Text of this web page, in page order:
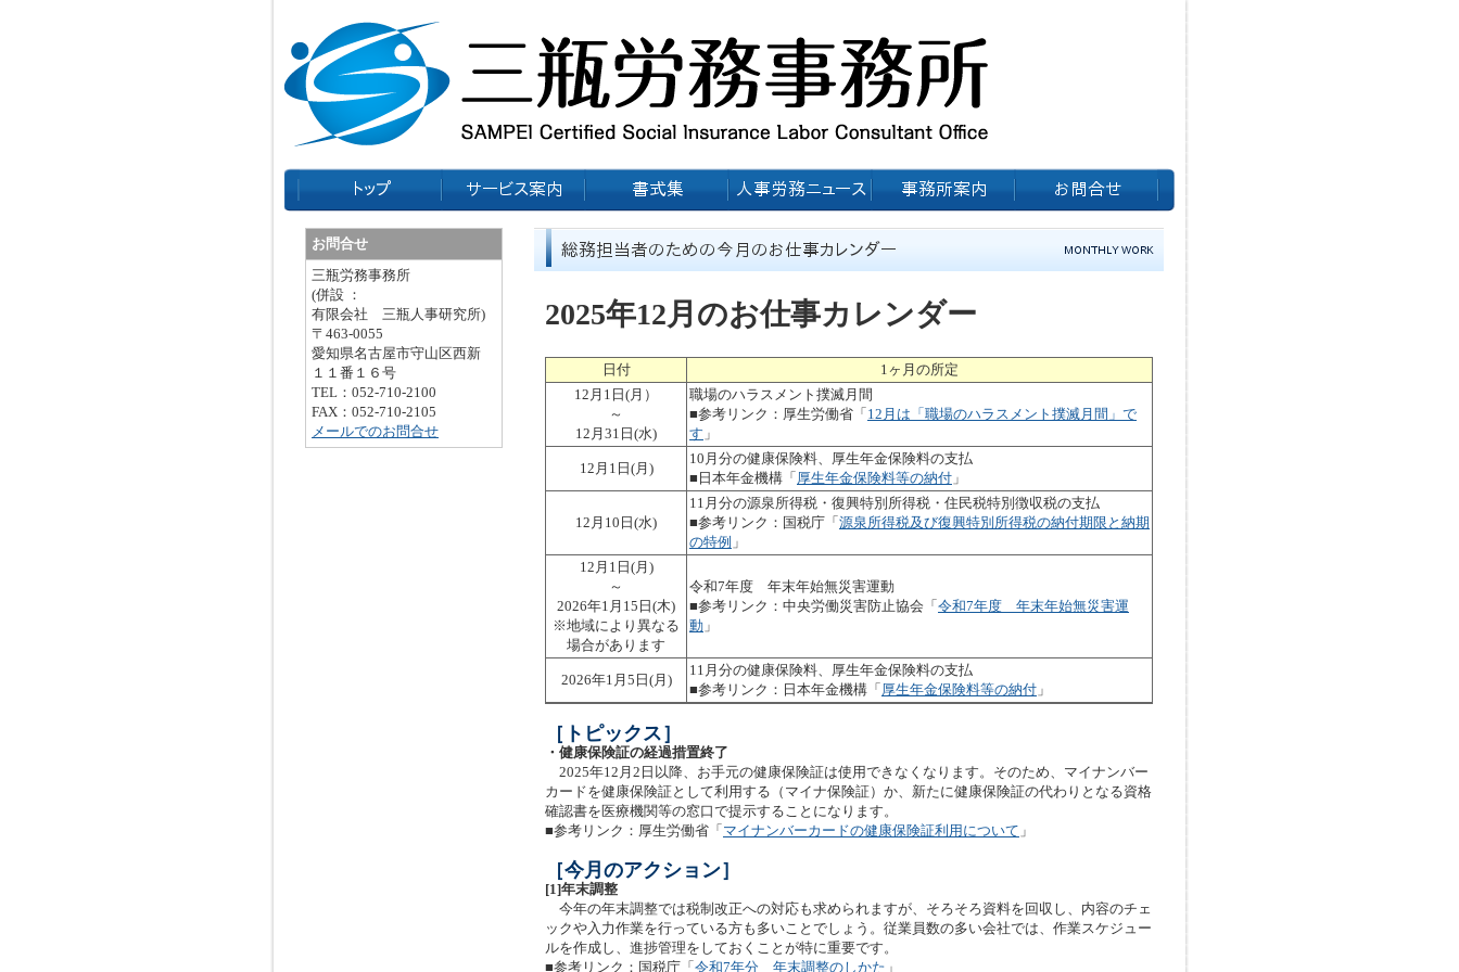
2025年12月のお仕事カレンダー
日付
1ヶ月の所定
12月1日(月）
～
12月31日(水)
職場のハラスメント撲滅月間
■参考リンク：厚生労働省「 12月は「職場のハラスメント撲滅月間」で
す 」
12月1日(月)
10月分の健康保険料、厚生年金保険料の支払
■日本年金機構「 厚生年金保険料等の納付 」
12月10日(水)
11月分の源泉所得税・復興特別所得税・住民税特別徴収税の支払
■参考リンク：国税庁「 源泉所得税及び復興特別所得税の納付期限と納期
の特例 」
12月1日(月)
～
2026年1月15日(木)
※地域により異なる
場合があります
令和7年度 年末年始無災害運動
■参考リンク：中央労働災害防止協会「 令和7年度 年末年始無災害運
動 」
2026年1月5日(月)
11月分の健康保険料、厚生年金保険料の支払
■参考リンク：日本年金機構「 厚生年金保険料等の納付 」
［トピックス］
・健康保険証の経過措置終了
2025年12月2日以降、お手元の健康保険証は使用できなくなります。そのため、マイナンバー
カードを健康保険証として利用する（マイナ保険証）か、新たに健康保険証の代わりとなる資格
確認書を医療機関等の窓口で提示することになります。
■参考リンク：厚生労働省「 マイナンバーカードの健康保険証利用について 」
［今月のアクション］
[1]年末調整
今年の年末調整では税制改正への対応も求められますが、そろそろ資料を回収し、内容のチェ
ックや入力作業を行っている方も多いことでしょう。従業員数の多い会社では、作業スケジュー
ルを作成し、進捗管理をしておくことが特に重要です。
■参考リンク：国税庁「 令和7年分 年末調整のしかた 」
お問合せ
三瓶労務事務所
(併設 ：
有限会社 三瓶人事研究所)
〒463-0055
愛知県名古屋市守山区西新
１１番１６号
TEL：052-710-2100
FAX：052-710-2105
メールでのお問合せ